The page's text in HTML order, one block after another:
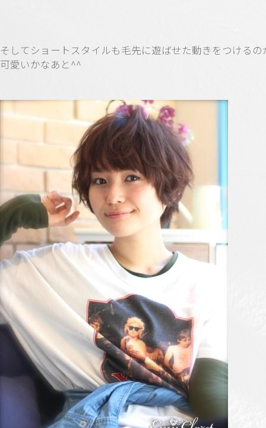
そしてショートスタイルも毛先に遊ばせた動きをつけるの
可愛いかなあと^^